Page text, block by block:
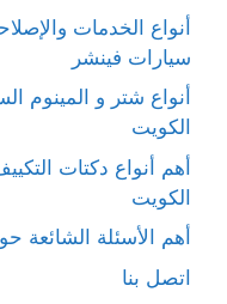
أنواع الخدمات
سيارات فينشر
أنواع شتر و المينوم
الكويت
أهم أنواع دكتات
الكويت
أهم الأسئلة
اتصل بنا